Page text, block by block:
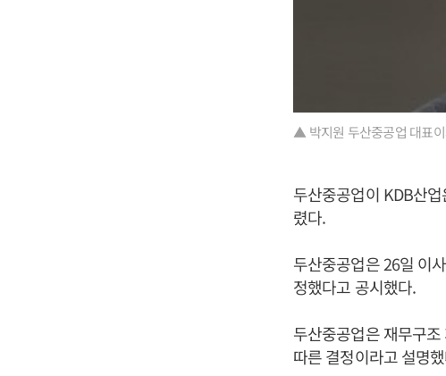
▲ 박지원 두산중공업 대표
두산중공업이 KDB산
렸다.
두산중공업은 26일 이
정했다고 공시했다.
두산중공업은 재무구
따른 결정이라고 설명